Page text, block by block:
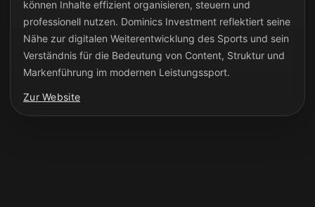
können Inhalte effizient organisieren, steuern und
professionell nutzen. Dominics Investment reflektiert seine
Nähe zur digitalen Weiterentwicklung des Sports und sein
Verständnis für die Bedeutung von Content, Struktur und
Markenführung im modernen Leistungssport.
Zur Website